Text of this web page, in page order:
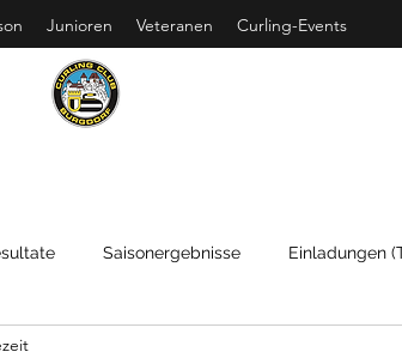
Junioren Veteranen Curling-Events
Saisonergebnisse Einladungen